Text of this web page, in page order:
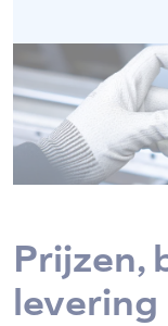
Prijzen,
levering